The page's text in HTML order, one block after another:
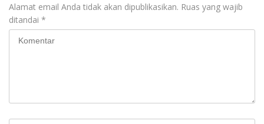
Alamat email Anda tidak akan dipublikasikan. Ruas yang wajib
ditandai *